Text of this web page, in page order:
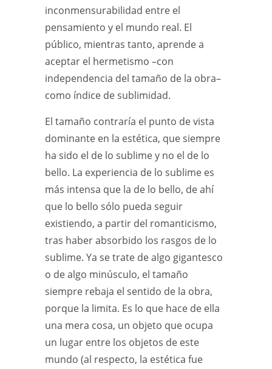
inconmensurabilidad entre el
pensamiento y el mundo real. El
público, mientras tanto, aprende a
aceptar el hermetismo –con
independencia del tamaño de la obra–
como índice de sublimidad.
El tamaño contraría el punto de vista
dominante en la estética, que siempre
ha sido el de lo sublime y no el de lo
bello. La experiencia de lo sublime es
más intensa que la de lo bello, de ahí
que lo bello sólo pueda seguir
existiendo, a partir del romanticismo,
tras haber absorbido los rasgos de lo
sublime. Ya se trate de algo gigantesco
o de algo minúsculo, el tamaño
siempre rebaja el sentido de la obra,
porque la limita. Es lo que hace de ella
una mera cosa, un objeto que ocupa
un lugar entre los objetos de este
mundo (al respecto, la estética fue